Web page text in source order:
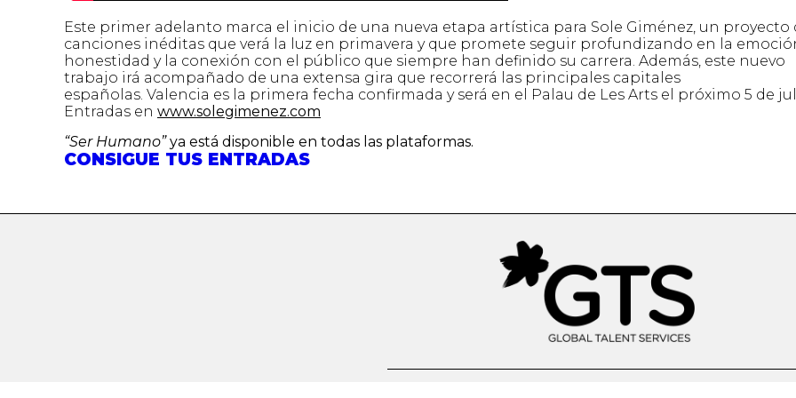
Este primer adelanto marca el inicio de una nueva etapa artística para Sole Giménez, un proyecto
canciones inéditas que verá la luz en primavera y que promete seguir profundizando en la
honestidad y la conexión con el público que siempre han definido su carrera. Además, este nuevo
trabajo irá acompañado de una extensa gira que recorrerá las principales capitales
españolas. Valencia es la primera fecha confirmada y será en el Palau de Les Arts el próximo 5 de
Entradas en www.solegimenez.com
“Ser Humano”ya está disponible en todas las plataformas.
CONSIGUE TUS ENTRADAS